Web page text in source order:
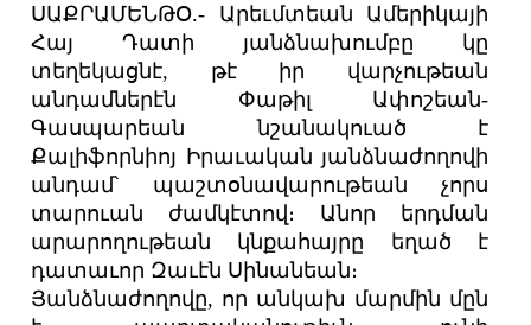
ՍԱՔՐԱՄԵՆԹՕ.- Արեւմտեան Ամերիկայի
Հայ Դատի յանձնախումբը կը
տեղեկացնէ, թէ իր վարչութեան
անդամներէն Փաթիլ Ափոշեան-
Գասպարեան նշանակուած է
Քալիֆորնիոյ Իրաւական յանձնաժողովի
անդամ՝ պաշտօնավարութեան չորս
տարուան ժամկէտով։ Անոր երդման
արարողութեան կնքահայրը եղած է
դատաւոր Զաւէն Սինանեան։
Յանձնաժողովը, որ անկախ մարմին մըն